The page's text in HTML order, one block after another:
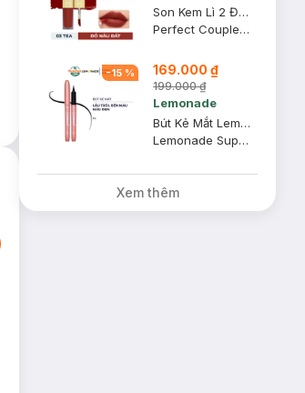
Son Kem Lì 2 Đầu Lemonade 03 Tea Đỏ Nâu Đất Bản Mới 7.5g
Perfect Couple Lip - Version 2 #03 Tea
-15 % 169.000 ₫
199.000 ₫
Lemonade
Bút Kẻ Mắt Lemonade SuperNatural Eyeliner Màu Đen 1g
Lemonade Supernatural Eyeliner - Black
Xem thêm